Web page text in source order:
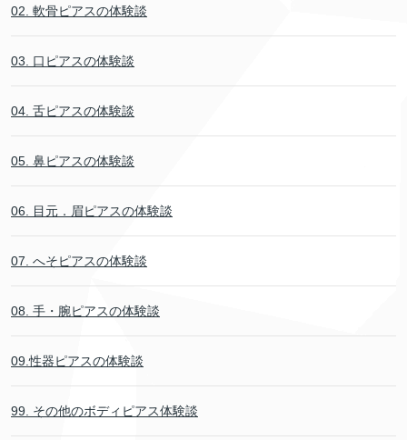
02. 軟骨ピアスの体験談
03. 口ピアスの体験談
04. 舌ピアスの体験談
05. 鼻ピアスの体験談
06. 目元．眉ピアスの体験談
07. へそピアスの体験談
08. 手・腕ピアスの体験談
09.性器ピアスの体験談
99. その他のボディピアス体験談